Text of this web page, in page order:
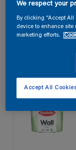
Sadolin Wall
We respect your
By clicking “Accept All
device to enhance site
marketing efforts.
Accept All